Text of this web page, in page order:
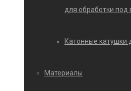
для обработки под
Катонные катушки
Материалы